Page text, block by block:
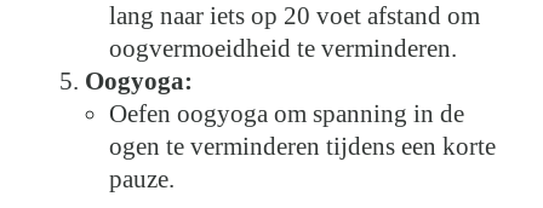
lang naar iets op 20 voet afstand om
oogvermoeidheid te verminderen.
Oogyoga:
Oefen oogyoga om spanning in de
ogen te verminderen tijdens een korte
pauze.